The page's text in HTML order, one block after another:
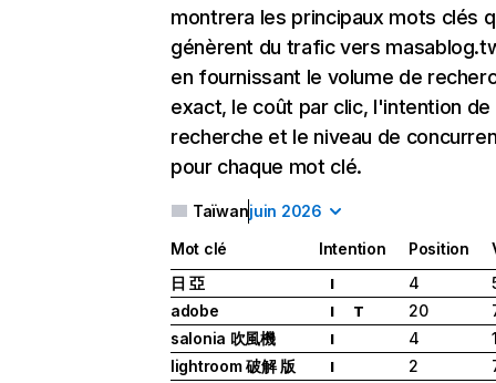
montrera les principaux mots clés
génèrent du trafic vers
en fournissant le volume de
exact, le coût par clic, l'intention de
recherche et le niveau de
pour chaque mot clé.
Taïwanjuin 2026
Mot clé Intention Position
日 亞
I 4
adobe
I T 20
salonia 吹風機
I 4
lightroom 破解 版
I 2